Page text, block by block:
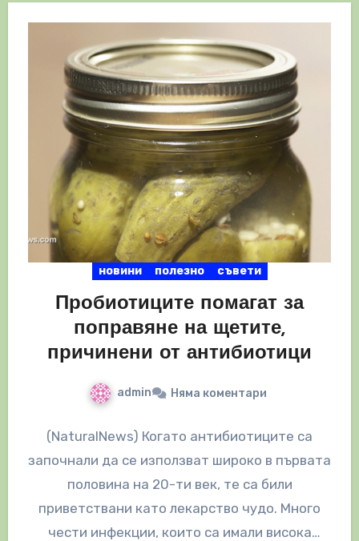
новини полезно съвети
Пробиотиците помагат за
поправяне на щетите,
причинени от антибиотици
admin Няма коментари
(NaturalNews) Когато антибиотиците са
започнали да се използват широко в първата
половина на 20-ти век, те са били
приветствани като лекарство чудо. Много
чести инфекции, които са имали висока